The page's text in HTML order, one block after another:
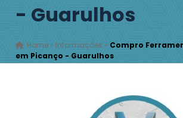
- Guarulhos
Home » Informações » Compro
em Picanço - Guarulhos